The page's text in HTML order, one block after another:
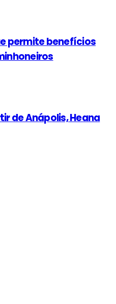
permite benefícios
de Anápolis, Heana